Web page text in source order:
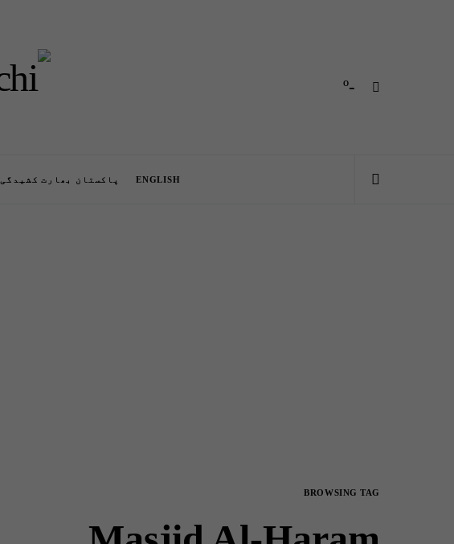
-º
ENGLISH پاکستان بھارت کشیدگی
BROWSING TAG